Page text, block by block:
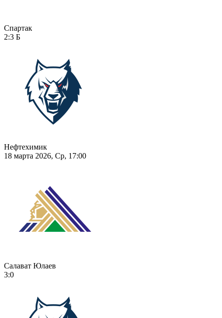
Спартак
2:3 Б
Нефтехимик
18 марта 2026, Ср, 17:00
Салават Юлаев
3:0